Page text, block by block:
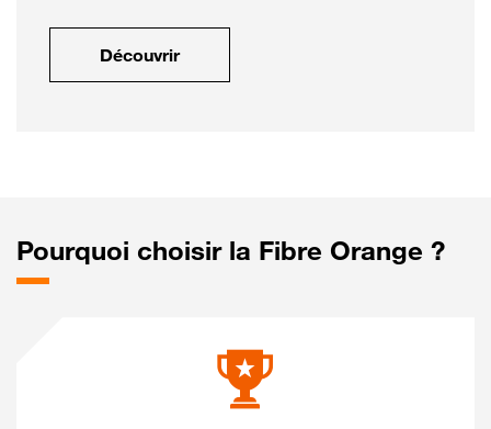
Découvrir
Pourquoi choisir la Fibre Orange ?